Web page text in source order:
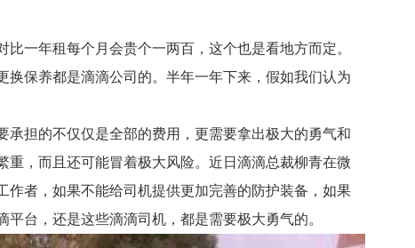
一年租每个月会贵个一两百，这个也是看地方而定。
保养都是滴滴公司的。半年一年下来，假如我们认为
担的不仅仅是全部的费用，更需要拿出极大的勇气和
，而且还可能冒着极大风险。近日滴滴总裁柳青在微
者，如果不能给司机提供更加完善的防护装备，如果
台，还是这些滴滴司机，都是需要极大勇气的。